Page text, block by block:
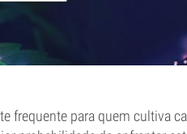
frequente para quem cultiva